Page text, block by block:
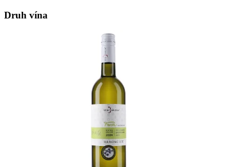
Druh vína